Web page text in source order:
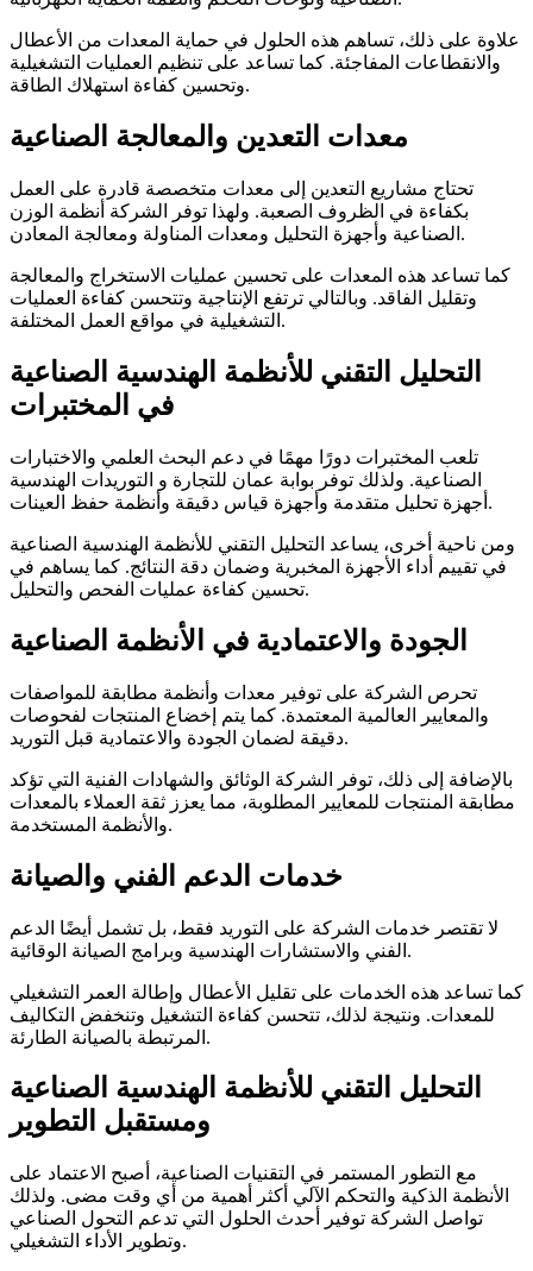
علاوة على ذلك، تساهم هذه الحلول في حماية المعدات من الأعطال
والانقطاعات المفاجئة. كما تساعد على تنظيم العمليات التشغيلية
وتحسين كفاءة استهلاك الطاقة.
معدات التعدين والمعالجة الصناعية
تحتاج مشاريع التعدين إلى معدات متخصصة قادرة على العمل
بكفاءة في الظروف الصعبة. ولهذا توفر الشركة أنظمة الوزن
الصناعية وأجهزة التحليل ومعدات المناولة ومعالجة المعادن.
كما تساعد هذه المعدات على تحسين عمليات الاستخراج والمعالجة
وتقليل الفاقد. وبالتالي ترتفع الإنتاجية وتتحسن كفاءة العمليات
التشغيلية في مواقع العمل المختلفة.
التحليل التقني للأنظمة الهندسية الصناعية
في المختبرات
تلعب المختبرات دورًا مهمًا في دعم البحث العلمي والاختبارات
الصناعية. ولذلك توفر بوابة عمان للتجارة و التوريدات الهندسية
أجهزة تحليل متقدمة وأجهزة قياس دقيقة وأنظمة حفظ العينات.
ومن ناحية أخرى، يساعد التحليل التقني للأنظمة الهندسية الصناعية
في تقييم أداء الأجهزة المخبرية وضمان دقة النتائج. كما يساهم في
تحسين كفاءة عمليات الفحص والتحليل.
الجودة والاعتمادية في الأنظمة الصناعية
تحرص الشركة على توفير معدات وأنظمة مطابقة للمواصفات
والمعايير العالمية المعتمدة. كما يتم إخضاع المنتجات لفحوصات
دقيقة لضمان الجودة والاعتمادية قبل التوريد.
بالإضافة إلى ذلك، توفر الشركة الوثائق والشهادات الفنية التي تؤكد
مطابقة المنتجات للمعايير المطلوبة، مما يعزز ثقة العملاء بالمعدات
والأنظمة المستخدمة.
خدمات الدعم الفني والصيانة
لا تقتصر خدمات الشركة على التوريد فقط، بل تشمل أيضًا الدعم
الفني والاستشارات الهندسية وبرامج الصيانة الوقائية.
كما تساعد هذه الخدمات على تقليل الأعطال وإطالة العمر التشغيلي
للمعدات. ونتيجة لذلك، تتحسن كفاءة التشغيل وتنخفض التكاليف
المرتبطة بالصيانة الطارئة.
التحليل التقني للأنظمة الهندسية الصناعية
ومستقبل التطوير
مع التطور المستمر في التقنيات الصناعية، أصبح الاعتماد على
الأنظمة الذكية والتحكم الآلي أكثر أهمية من أي وقت مضى. ولذلك
تواصل الشركة توفير أحدث الحلول التي تدعم التحول الصناعي
وتطوير الأداء التشغيلي.